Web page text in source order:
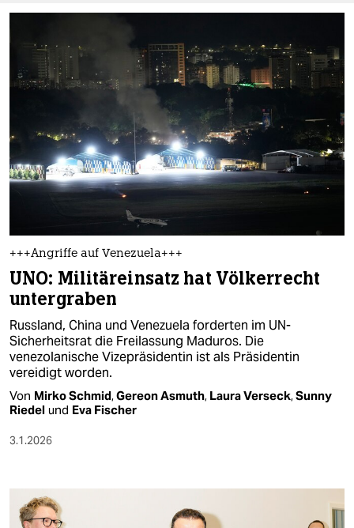
nord
wahrheit
verlag
verlag
veranstaltungen
fragen & hilfe
unterstützen
abo
genossenschaft
epaper login
+++Angriffe auf Venezuela+++
UNO: Militäreinsatz hat Völkerrecht
untergraben
Russland, China und Venezuela forderten im UN-
Sicherheitsrat die Freilassung Maduros. Die
venezolanische Vizepräsidentin ist als Präsidentin
vereidigt worden.
Von Mirko Schmid,Gereon Asmuth, Laura Verseck,Sunny
Riedel und Eva Fischer
3.1.2026